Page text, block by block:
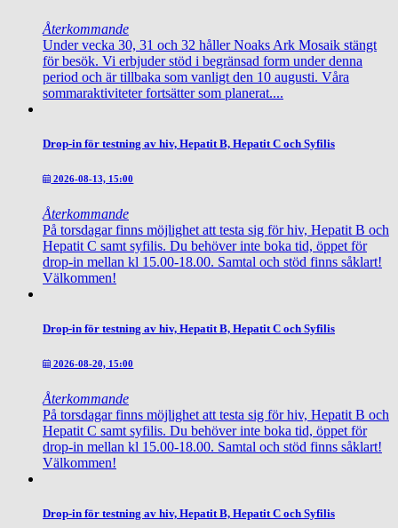
Återkommande
Under vecka 30, 31 och 32 håller Noaks Ark Mosaik stängt
för besök. Vi erbjuder stöd i begränsad form under denna
period och är tillbaka som vanligt den 10 augusti. Våra
sommaraktiviteter fortsätter som planerat....
Drop-in för testning av hiv, Hepatit B, Hepatit C och Syfilis
2026-08-13, 15:00
Återkommande
På torsdagar finns möjlighet att testa sig för hiv, Hepatit B och
Hepatit C samt syfilis. Du behöver inte boka tid, öppet för
drop-in mellan kl 15.00-18.00. Samtal och stöd finns såklart!
Välkommen!
Drop-in för testning av hiv, Hepatit B, Hepatit C och Syfilis
2026-08-20, 15:00
Återkommande
På torsdagar finns möjlighet att testa sig för hiv, Hepatit B och
Hepatit C samt syfilis. Du behöver inte boka tid, öppet för
drop-in mellan kl 15.00-18.00. Samtal och stöd finns såklart!
Välkommen!
Drop-in för testning av hiv, Hepatit B, Hepatit C och Syfilis